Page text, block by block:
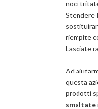
noci
Stendere
riempite
Lasciate
Ad
questa
prodotti
smaltate